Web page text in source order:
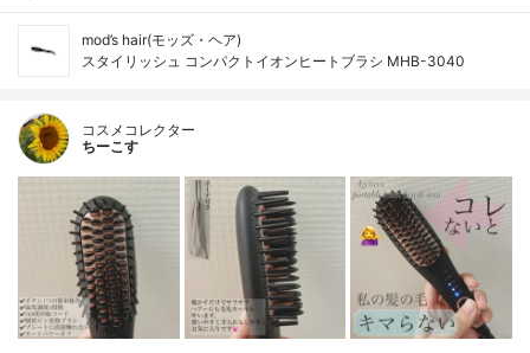
mod’s hair(モッズ・ヘア)
スタイリッシュ コンパクトイオンヒートブラシ MHB-3040
コスメコレクター
ちーこす